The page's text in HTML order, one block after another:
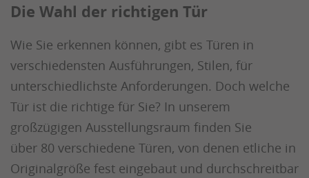
Die Wahl der richtigen Tür
Wie Sie erkennen können, gibt es Türen in
verschiedensten Ausführungen, Stilen, für
unterschiedlichste Anforderungen. Doch welche
Tür ist die richtige für Sie? In unserem
großzügigen Ausstellungsraum finden Sie
über 80 verschiedene Türen, von denen etliche in
Originalgröße fest eingebaut und durchschreitbar